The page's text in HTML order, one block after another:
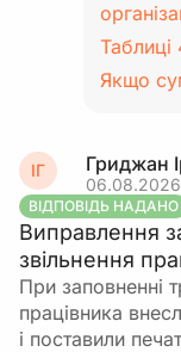
Якщо
ІГ Гриджан
ВІДПОВІДЬ НАДАНО
Виправлення
звільнення
При заповненні
працівника
і поставили